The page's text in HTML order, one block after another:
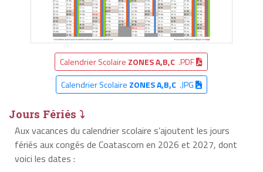
Calendrier Scolaire ZONES A,B,C .PDF
Calendrier Scolaire ZONES A,B,C.JPG
Jours Fériés ⤵
Aux vacances du calendrier scolaire s’ajoutent les jours
fériés aux congés de Coatascorn en 2026 et 2027, dont
voici les dates :